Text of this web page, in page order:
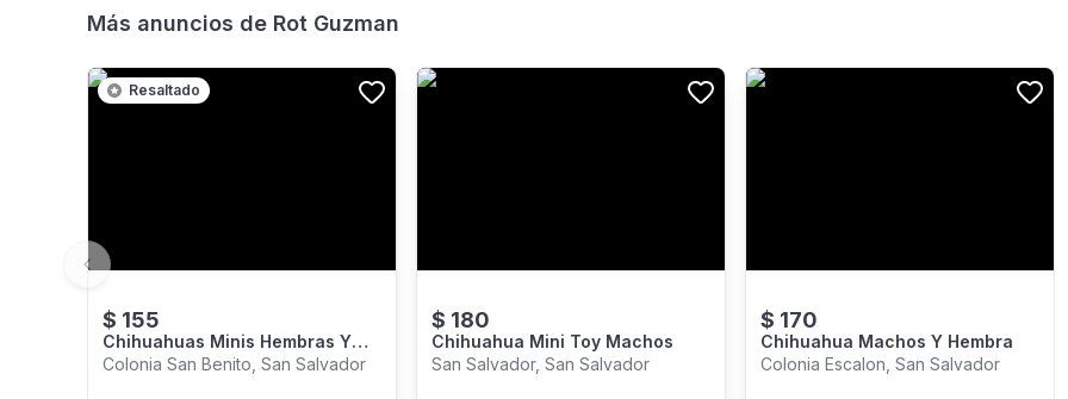
Más anuncios de Rot Guzman
Resaltado
$ 155
Chihuahuas Minis Hembras Y
Machos
Colonia San Benito, San Salvador
$ 180
Chihuahua Mini Toy Machos
San Salvador, San Salvador
$ 170
Chihuahua Machos Y Hembra
Colonia Escalon, San Salvador
Previous slide